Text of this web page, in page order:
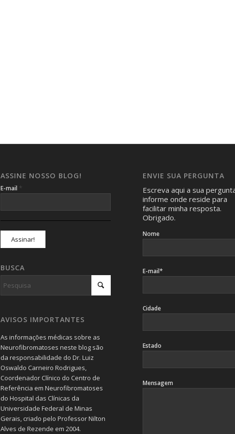
ASSINE NOSSO BLOG!
E-mail *
BUSCA
AVISOS IMPORTANTES
As informações médicas sobre as
Neurofibromatoses neste blog são
da responsabilidade do Dr. Luiz
Oswaldo Carneiro Rodrigues,
Coordenador Clínico do Centro de
Referência em Neurofibromatoses
do Hospital das Clínicas da
Universidade Federal de Minas
Gerais, criado pelo Professor Nilton
Alves de Rezende em 2004.
ENVIE SUA PERGUNTA
Escreva aqui a sua
informe onde reside para
facilitar minha resposta.
Obrigado.
Nome
E-mail*
Cidade
Estado
Mensagem